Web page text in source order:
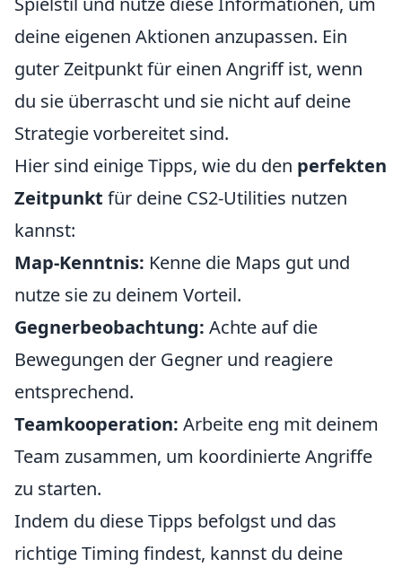
deine eigenen Aktionen anzupassen. Ein
guter Zeitpunkt für einen Angriff ist, wenn
du sie überrascht und sie nicht auf deine
Strategie vorbereitet sind.
Hier sind einige Tipps, wie du den perfekten
Zeitpunkt für deine CS2-Utilities nutzen
kannst:
Map-Kenntnis: Kenne die Maps gut und
nutze sie zu deinem Vorteil.
Gegnerbeobachtung: Achte auf die
Bewegungen der Gegner und reagiere
entsprechend.
Teamkooperation: Arbeite eng mit deinem
Team zusammen, um koordinierte Angriffe
zu starten.
Indem du diese Tipps befolgst und das
richtige Timing findest, kannst du deine